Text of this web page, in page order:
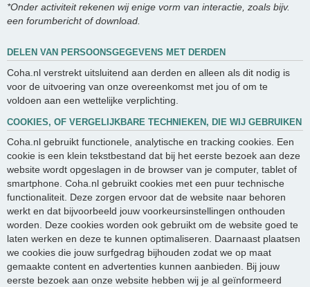
*Onder activiteit rekenen wij enige vorm van interactie, zoals bijv.
een forumbericht of download.
DELEN VAN PERSOONSGEGEVENS MET DERDEN
Coha.nl verstrekt uitsluitend aan derden en alleen als dit nodig is
voor de uitvoering van onze overeenkomst met jou of om te
voldoen aan een wettelijke verplichting.
COOKIES, OF VERGELIJKBARE TECHNIEKEN, DIE WIJ GEBRUIKEN
Coha.nl gebruikt functionele, analytische en tracking cookies. Een
cookie is een klein tekstbestand dat bij het eerste bezoek aan deze
website wordt opgeslagen in de browser van je computer, tablet of
smartphone. Coha.nl gebruikt cookies met een puur technische
functionaliteit. Deze zorgen ervoor dat de website naar behoren
werkt en dat bijvoorbeeld jouw voorkeursinstellingen onthouden
worden. Deze cookies worden ook gebruikt om de website goed te
laten werken en deze te kunnen optimaliseren. Daarnaast plaatsen
we cookies die jouw surfgedrag bijhouden zodat we op maat
gemaakte content en advertenties kunnen aanbieden. Bij jouw
eerste bezoek aan onze website hebben wij je al geïnformeerd